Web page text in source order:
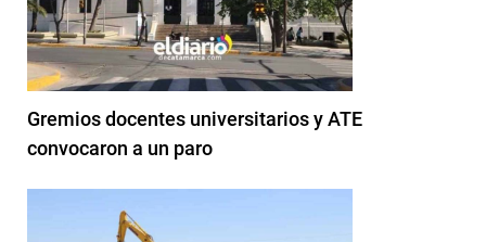
Gremios docentes universitarios y ATE
convocaron a un paro